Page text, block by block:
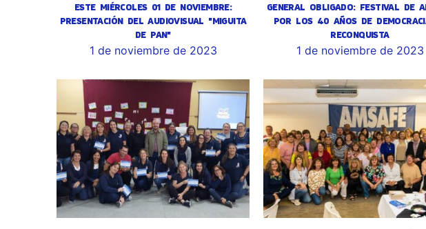
ESTE MIÉRCOLES 01 DE NOVIEMBRE:
PRESENTACIÓN DEL AUDIOVISUAL "MIGUITA
DE PAN"
1 de noviembre de 2023
GENERAL OBLIGADO: FESTIVAL DE
POR LOS 40 AÑOS DE
RECONQUISTA
1 de noviembre de 2023